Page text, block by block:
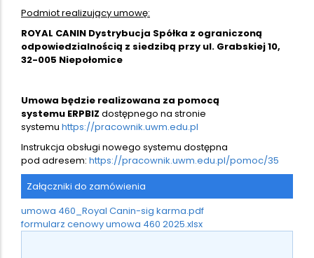
Podmiot realizujący umowę:
ROYAL CANIN Dystrybucja Spółka z ograniczoną
odpowiedzialnością z siedzibą przy ul. Grabskiej 10,
32-005 Niepołomice
Umowa będzie realizowana za pomocą
systemu ERPBIZ dostępnego na stronie
systemu https://pracownik.uwm.edu.pl
Instrukcja obsługi nowego systemu dostępna
pod adresem: https://pracownik.uwm.edu.pl/pomoc/35
Załączniki do zamówienia
umowa 460_Royal Canin-sig karma.pdf
formularz cenowy umowa 460 2025.xlsx